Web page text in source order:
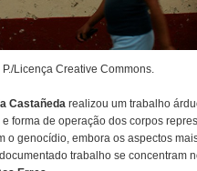
P./Licença Creative Commons.
Castañeda realizou um trabalho
forma de operação dos corpos
o genocídio, embora os aspectos
trabalho se concentram